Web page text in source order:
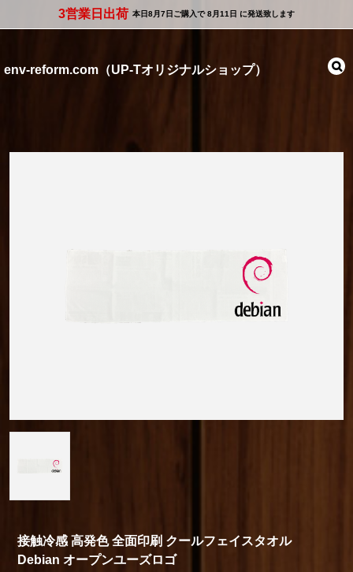
3営業日出荷 本日8月7日 ご購入で8月11日 に発送致します
env-reform.com（UP-Tオリジナルショップ）
接触冷感 高発色 全面印刷 クールフェイスタオル
Debian オープンユーズロゴ